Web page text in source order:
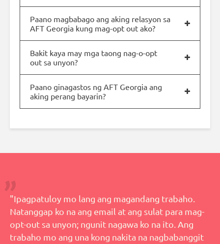
Paano magbabago ang aking relasyon sa
AFT Georgia kung mag-opt out ako?
Bakit kaya may mga taong nag-o-opt
out sa unyon?
Paano ginagastos ng AFT Georgia ang
aking perang bayarin?
"Ipagpatuloy mo lang ang magandang trabaho.
Natanggap ko na ang email at ang sulat para mag-
opt-out sa unyon; ngunit nagawa ko na ito. Ang
trabaho mo ang una kong nakita na nagbabanggit